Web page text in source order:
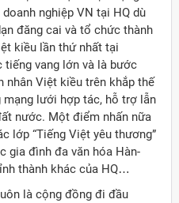
nghiệp VN tại HQ dù
đăng cai và tổ chức thành
kiều lần thứ nhất tại
tiếng vang lớn và là bước
nhân Việt kiều trên khắp thế
lưới hợp tác, hỗ trợ lẫn
nước. Một điểm nhấn nữa
lớp “Tiếng Việt yêu thương”
gia đình đa văn hóa Hàn-
thành khác của HQ…
là cộng đồng đi đầu